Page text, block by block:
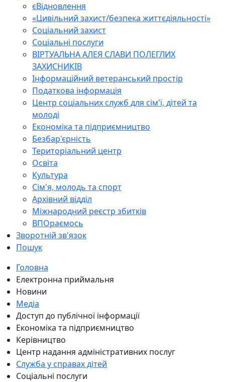
єВідновлення
«Цивільний захист/безпека життєдіяльності»
Соціальний захист
Соціальні послуги
ВІРТУАЛЬНА АЛЕЯ СЛАВИ ПОЛЕГЛИХ
ЗАХИСНИКІВ
Інформаційний ветеранський простір
Податкова інформація
Центр соціальних служб для сім'ї, дітей та
молоді
Економіка та підприємництво
Безбар'єрність
Територіальний центр
Освіта
Культура
Сім'я, молодь та спорт
Архівний відділ
Міжнародний реєстр збитків
ВПОраємось
Зворотній зв'язок
Пошук
Головна
Електронна приймальня
Новини
Медіа
Доступ до публічної інформації
Економіка та підприємництво
Керівництво
Центр надання адміністративних послуг
Служба у справах дітей
Соціальні послуги